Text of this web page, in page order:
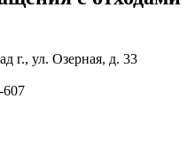
г., ул. Озерная, д. 33
607